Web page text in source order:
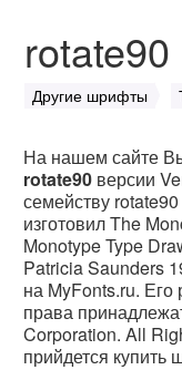
rotate90
Другие шрифты
На нашем сайте
rotate90 версии
семейству
изготовил The
Monotype Type
Patricia Saunders
на MyFonts.ru. Его
права
Corporation. All
прийдется